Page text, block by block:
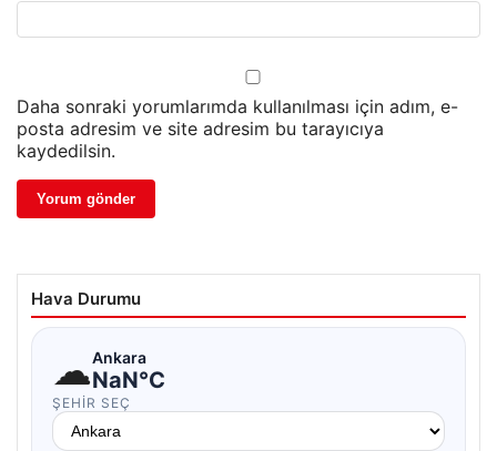
Daha sonraki yorumlarımda kullanılması için adım, e-
posta adresim ve site adresim bu tarayıcıya
kaydedilsin.
Hava Durumu
☁Ankara
NaN°C
ŞEHIR SEÇ